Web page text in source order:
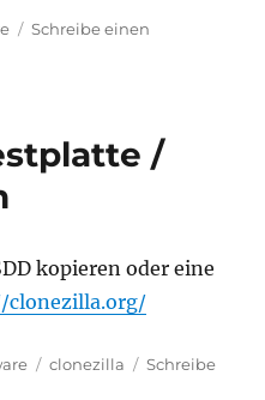
Schreibe einen
/
kopieren oder eine
Schlagwörter
clonezilla
Schreibe